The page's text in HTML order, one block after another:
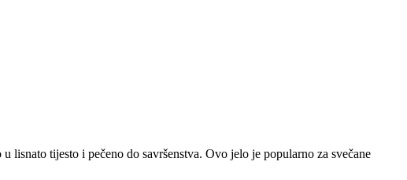
tijesto i pečeno do savršenstva. Ovo jelo je popularno za svečane